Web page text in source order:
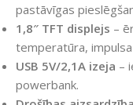
pastāvīgas
1,8″ TFT displejs –
temperatūra,
USB 5V/2,1A izeja –
powerbank.